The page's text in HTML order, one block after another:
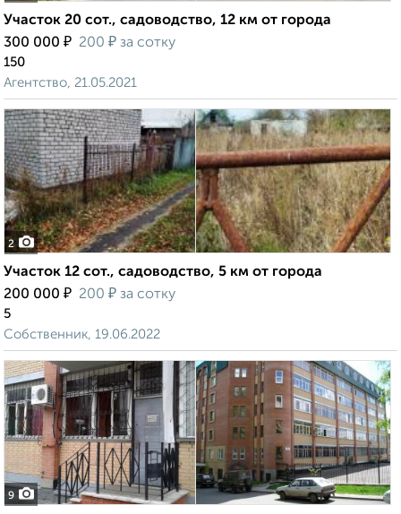
Участок 20 сот., садоводство, 12 км от города
300 000 ₽ 200 ₽ за сотку
150
Агентство, 21.05.2021
2
Участок 12 сот., садоводство, 5 км от города
200 000 ₽ 200 ₽ за сотку
5
Собственник, 19.06.2022
9